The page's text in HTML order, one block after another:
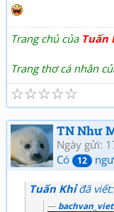
Trang chủ của Tuấn
Trang thơ cá nhân
☆
☆
☆
☆
☆
TN Như
Ngày gửi:
Có
12
Tuấn Khỉđã viết: